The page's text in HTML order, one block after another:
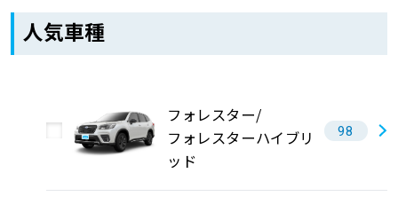
人気車種
フォレスター/
フォレスターハイブリ
ッド
98